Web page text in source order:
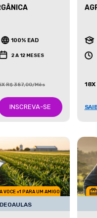
100% EAD
2 A 12 MESES
R$ 387,00/Mês
INSCREVA-SE
VOCE +1 PARA UM AMIGO